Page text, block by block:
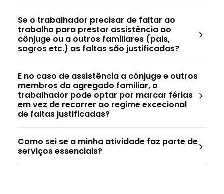
Se o trabalhador precisar de faltar ao
trabalho para prestar assistência ao
cônjuge ou a outros familiares (pais,
sogros etc.) as faltas são justificadas?
E no caso de assistência a cônjuge e outros
membros do agregado familiar, o
trabalhador pode optar por marcar férias
em vez de recorrer ao regime excecional
de faltas justificadas?
Como sei se a minha atividade faz parte de
serviços essenciais?